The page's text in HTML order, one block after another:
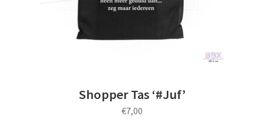
Shopper Tas ‘#Juf’
€7,00